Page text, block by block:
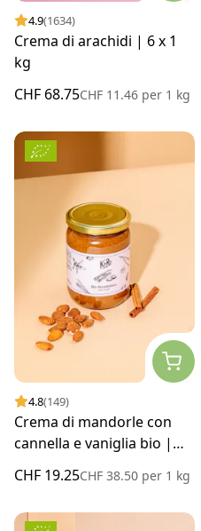
4.9(1634)
Crema di arachidi | 6 x 1
kg
CHF 68.75CHF 11.46 per 1 kg
4.8(149)
Crema di mandorle con
cannella e vaniglia bio |
CHF 19.25CHF 38.50 per 1 kg